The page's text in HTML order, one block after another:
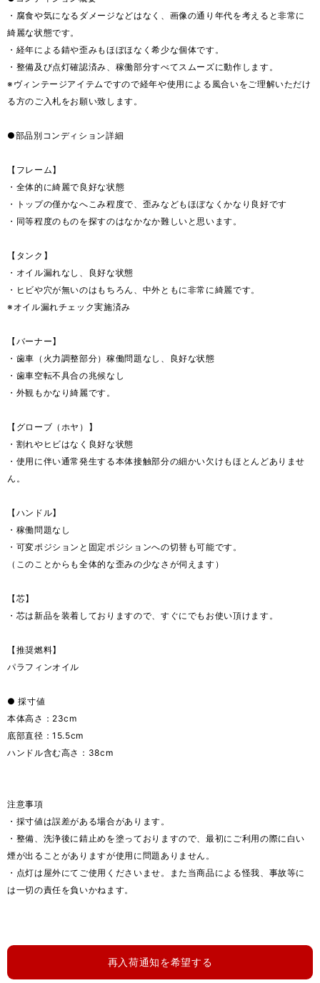
・腐食や気になるダメージなどはなく、画像の通り年代を考えると非常に
綺麗な状態です。
・経年による錆や歪みもほぼほなく希少な個体です。
・整備及び点灯確認済み、稼働部分すべてスムーズに動作します。
※ヴィンテージアイテムですので経年や使用による風合いをご理解いただけ
る方のご入札をお願い致します。
●部品別コンディション詳細
【フレーム】
・全体的に綺麗で良好な状態
・トップの僅かなへこみ程度で、歪みなどもほぼなくかなり良好です
・同等程度のものを探すのはなかなか難しいと思います。
【タンク】
・オイル漏れなし、良好な状態
・ヒビや穴が無いのはもちろん、中外ともに非常に綺麗です。
※オイル漏れチェック実施済み
【バーナー】
・歯車（火力調整部分）稼働問題なし、良好な状態
・歯車空転不具合の兆候なし
・外観もかなり綺麗です。
【グローブ（ホヤ）】
・割れやヒビはなく良好な状態
・使用に伴い通常発生する本体接触部分の細かい欠けもほとんどありませ
ん。
【ハンドル】
・稼働問題なし
・可変ポジションと固定ポジションへの切替も可能です。
（このことからも全体的な歪みの少なさが伺えます）
【芯】
・芯は新品を装着しておりますので、すぐにでもお使い頂けます。
【推奨燃料】
パラフィンオイル
● 採寸値
本体高さ：23cm
底部直径：15.5cm
ハンドル含む高さ：38cm
注意事項
・採寸値は誤差がある場合があります。
・整備、洗浄後に錆止めを塗っておりますので、最初にご利用の際に白い
煙が出ることがありますが使用に問題ありません。
・点灯は屋外にてご使用くださいませ。また当商品による怪我、事故等に
は一切の責任を負いかねます。
再入荷通知を希望する